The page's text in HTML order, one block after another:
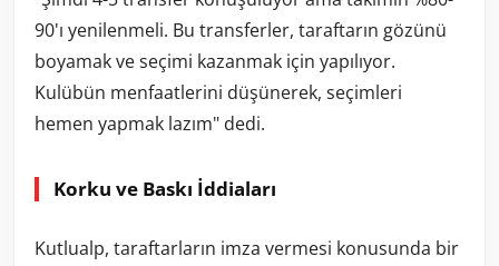
90'ı yenilenmeli. Bu transferler, taraftarın gözünü
boyamak ve seçimi kazanmak için yapılıyor.
Kulübün menfaatlerini düşünerek, seçimleri
hemen yapmak lazım" dedi.
Korku ve Baskı İddiaları
Kutlualp, taraftarların imza vermesi konusunda bir